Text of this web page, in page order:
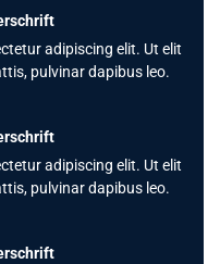
adipiscing elit. Ut elit
pulvinar dapibus leo.
adipiscing elit. Ut elit
pulvinar dapibus leo.